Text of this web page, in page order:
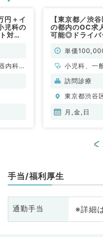
円＋イ
児科の
対応
内科、
【東京都／渋
の都内のOC求
可能◎ドライ
～若手の先生
単価
小児科、一
呼吸器内科
訪問診療
東京都渋谷
月,金,日
<
手当/福利厚生
通勤手当 ※詳細